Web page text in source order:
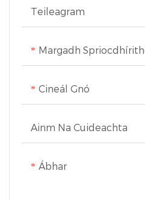
Teileagram
Margadh
Cineál Gnó
Ainm Na Cuideachta
Ábhar